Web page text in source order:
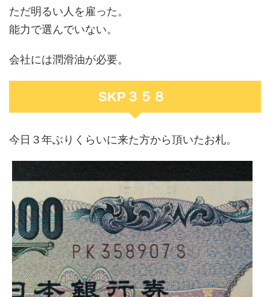
ただ明るい人を雇った。
能力で選んでいない。
会社には潤滑油が必要。
SKP３５８
今日３年ぶりくらいに来た方から頂いたお札。